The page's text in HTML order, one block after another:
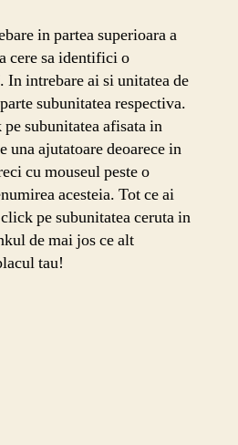
in partea superioara a
cere sa identifici o
In intrebare ai si unitatea de
subunitatea respectiva.
subunitatea afisata in
una ajutatoare deoarece in
cu mouseul peste o
acesteia. Tot ce ai
pe subunitatea ceruta in
de mai jos ce alt
tau!